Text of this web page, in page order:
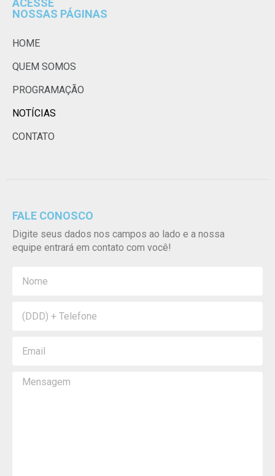
ACESSE
NOSSAS PÁGINAS
HOME
QUEM SOMOS
PROGRAMAÇÃO
NOTÍCIAS
CONTATO
FALE CONOSCO
Digite seus dados nos campos ao lado e a nossa
equipe entrará em contato com você!